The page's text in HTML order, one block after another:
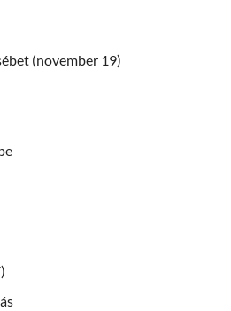
(november 19)